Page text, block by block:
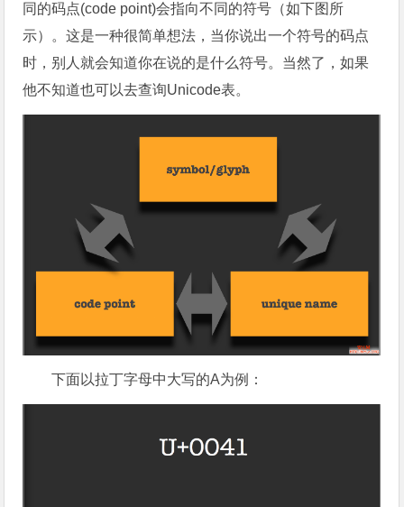
同的码点(code point)会指向不同的符号（如下图所
示）。这是一种很简单想法，当你说出一个符号的码点
时，别人就会知道你在说的是什么符号。当然了，如果
他不知道也可以去查询Unicode表。
下面以拉丁字母中大写的A为例：